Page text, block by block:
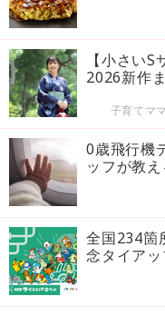
【小さい
2026新作
子育てマ
0歳飛行機
ッフが教
全国234箇
念タイアッ